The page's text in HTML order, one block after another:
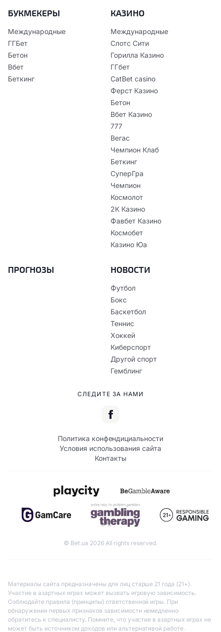
БУКМЕКЕРЫ
Международные
ГГБет
Бетон
Вбет
Беткинг
КАЗИНО
Международные
Слотс Сити
Горилла Казино
ГГбет
CatBet casino
Ферст Казино
Бетон
Вбет Казино
777
Вегас
Чемпион Клаб
Беткинг
СуперГра
Чемпион
Космолот
2К Казино
Фавбет Казино
Космобет
Казино Юа
ПРОГНОЗЫ НОВОСТИ
Футбол
Бокс
Баскетбол
Теннис
Хоккей
Киберспорт
Другой спорт
Гемблинг
СЛЕДИТЕ ЗА НАМИ
Политика конфендициальности
Условия использования сайта
Контакты
© Bet.ua 2026 All rights reserved.
Материалы сайта предназначены для лиц старше 21 года (21+).
Участие в азартных играх может вызвать игровую зависимость.
Соблюдайте правила (принципы) ответственной игры. При
обнаружении первых признаков зависимости немедленно
обратитесь к специалисту. Помните, что участие в азартных играх не
может быть источником доходов или альтернативой работе.